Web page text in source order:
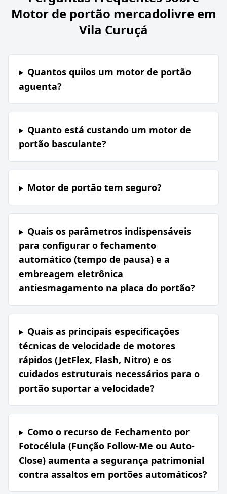
Motor de portão mercadolivre em
Vila Curuçá
Quantos quilos um motor de portão
aguenta?
Quanto está custando um motor de
portão basculante?
Motor de portão tem seguro?
Quais os parâmetros indispensáveis
para configurar o fechamento
automático (tempo de pausa) e a
embreagem eletrônica
antiesmagamento na placa do portão?
Quais as principais especificações
técnicas de velocidade de motores
rápidos (JetFlex, Flash, Nitro) e os
cuidados estruturais necessários para o
portão suportar a velocidade?
Como o recurso de Fechamento por
Fotocélula (Função Follow-Me ou Auto-
Close) aumenta a segurança patrimonial
contra assaltos em portões automáticos?